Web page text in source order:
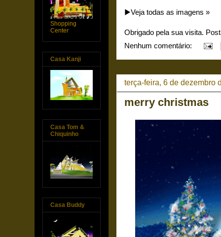
▶️Veja todas as imagens »
Obrigado pela sua visita.
Nenhum comentário:
terça-feira, 6 de dezembro
merry christmas
Shopping
Center
Casa Kanji
Casa Tom &
Chiquinho
Casa Buddy